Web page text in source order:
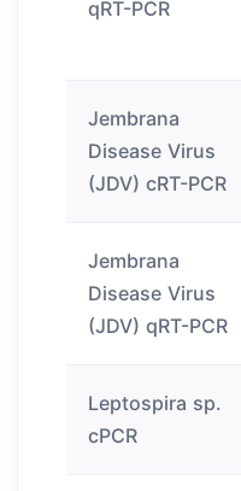
qRT-PCR
Jembrana
Disease Virus
(JDV) cRT-PCR
Jembrana
Disease Virus
(JDV) qRT-PCR
Leptospira sp.
cPCR